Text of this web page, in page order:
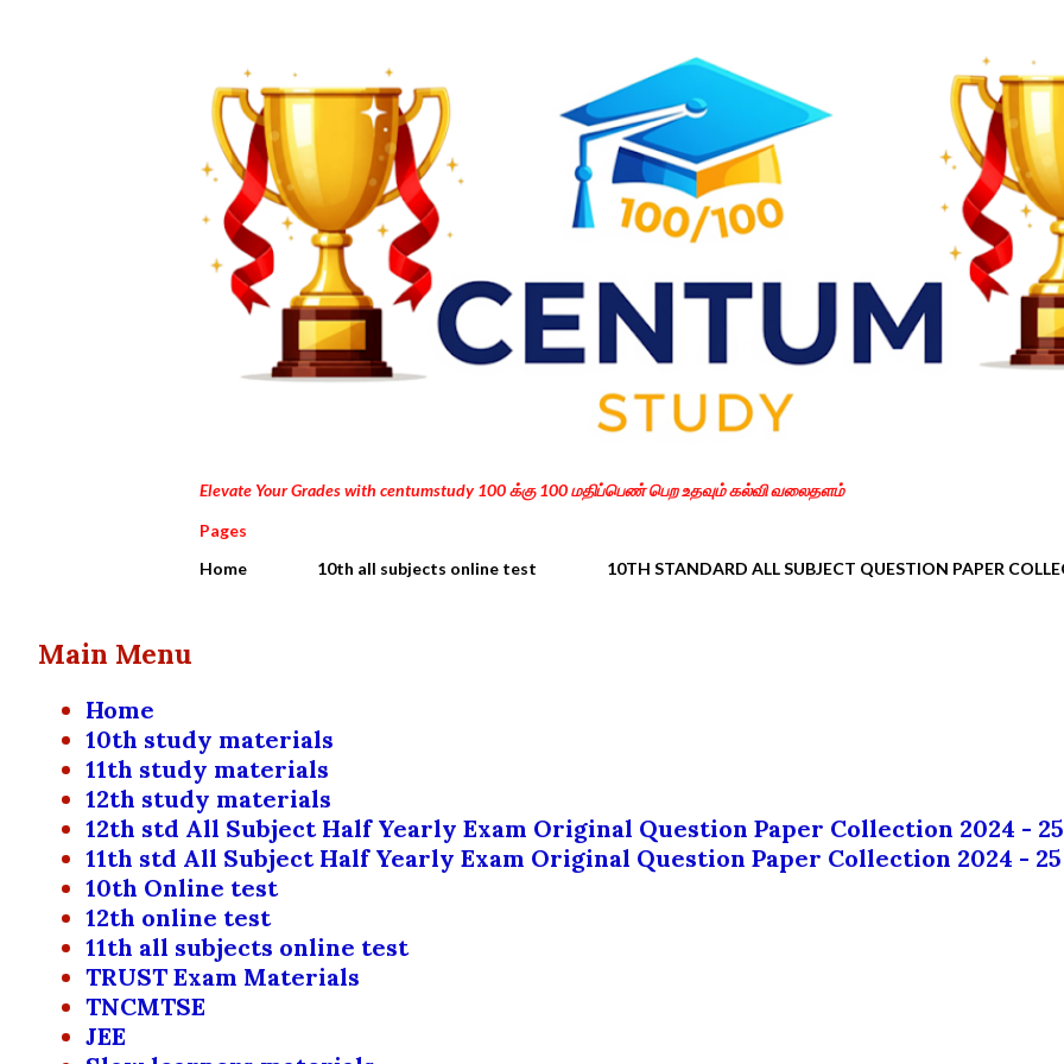
Elevate Your Grades with centumstudy 100 க்கு 100 மதிப்பெண் பெற உதவும் கல்வி வலைதளம்
Pages
Home
10th all subjects online test 10TH STANDARD ALL SUBJECT QUESTION PAPER
Main Menu
Home
10th study materials
11th study materials
12th study materials
12th std All Subject Half Yearly Exam Original Question Paper Collection 2024 - 25
11th std All Subject Half Yearly Exam Original Question Paper Collection 2024 - 25
10th Online test
12th online test
11th all subjects online test
TRUST Exam Materials
TNCMTSE
JEE